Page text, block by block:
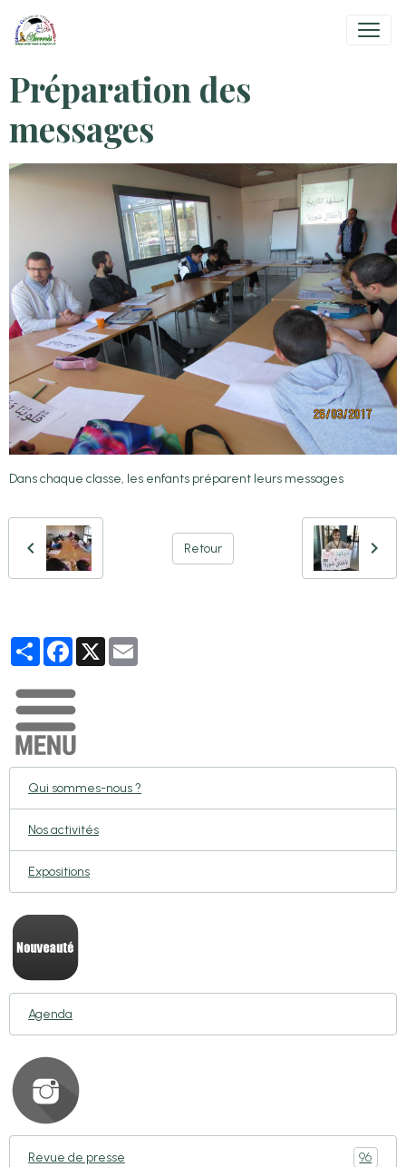
Préparation des
messages
Dans chaque classe, les enfants préparent leurs messages
Retour
PartagerFacebook
X
Qui sommes-nous ?
Nos activités
Expositions
Agenda
Revue de presse 96